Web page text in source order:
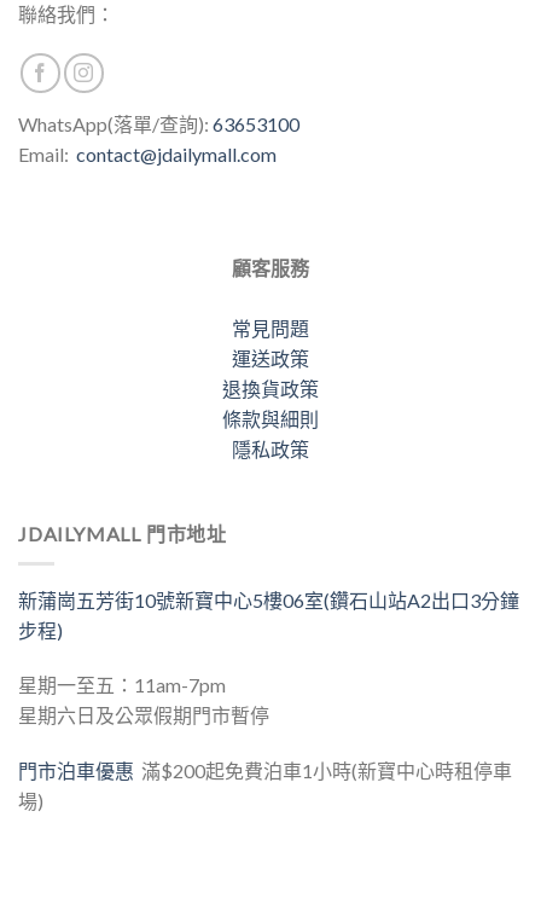
聯絡我們：
WhatsApp(落單/查詢): 63653100
Email: contact@jdailymall.com
顧客服務
常見問題
運送政策
退換貨政策
條款與細則
隱私政策
JDAILYMALL 門市地址
新蒲崗五芳街10號新寶中心5樓06室(鑽石山站A2出口3分鐘
步程)
星期一至五：11am-7pm
星期六日及公眾假期門市暫停
門市泊車優惠 滿$200起免費泊車1小時(新寶中心時租停車
場)